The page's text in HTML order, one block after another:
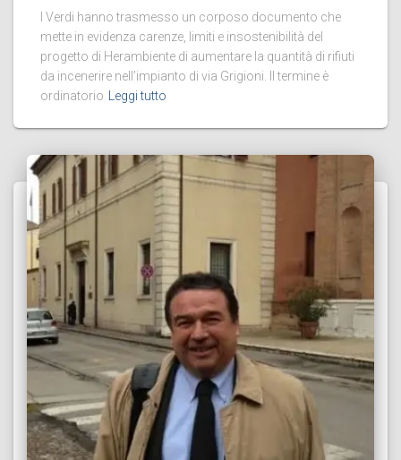
I Verdi hanno trasmesso un corposo documento che
mette in evidenza carenze, limiti e insostenibilità del
progetto di Herambiente di aumentare la quantità di rifiuti
da incenerire nell’impianto di via Grigioni. Il termine è
ordinatorio
Leggi tutto